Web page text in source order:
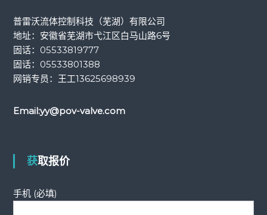
普雷沃流体控制科技（芜湖）有限公司
地址：安徽省芜湖市弋江区白马山路6号
固话： 05533819777
固话： 05533801388
网销专员：王工13625698939
Email:yy@pov-valve.com
获取报价
手机 (必填)